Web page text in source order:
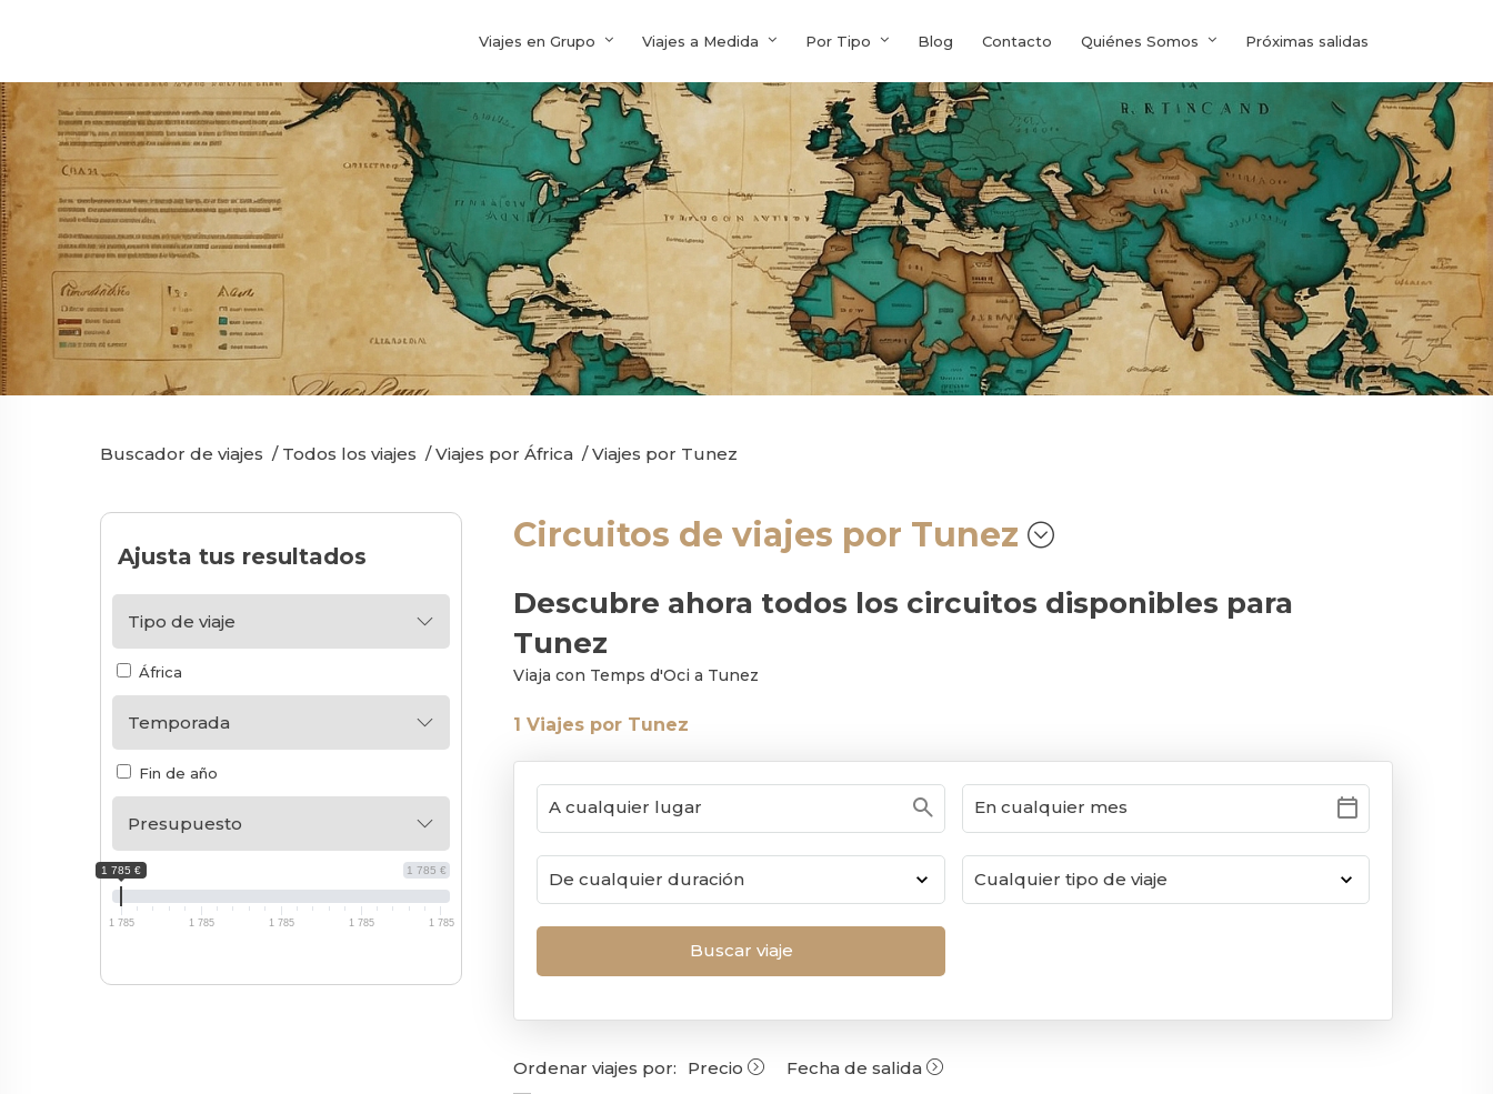
Viajes en Grupo Viajes a Medida Por Tipo Blog Contacto Quiénes Somos Próximas salidas
Buscador de viajes / Todos los viajes /Viajes por África /Viajes por Tunez
Circuitos de viajes por Tunez
Descubre ahora todos los circuitos disponibles para
Tunez
Viaja con Temps d'Oci a Tunez
1 Viajes por Tunez
search calendar_today
Ordenar viajes por: Precio Fecha de salida
Ajusta tus resultados
Tipo de viaje
África
Temporada
Fin de año
Presupuesto
1 785 €
1 785 €
1 785 1 785 1 785 1 785 1 785